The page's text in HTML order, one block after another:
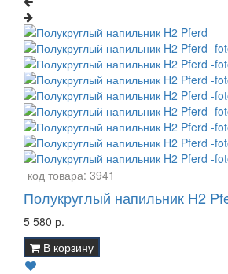
код товара: 3941
Полукруглый напильник H2
5 580 р.
В корзину